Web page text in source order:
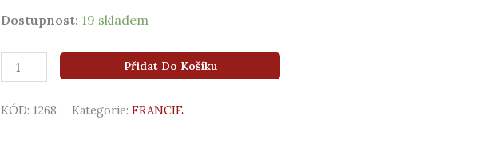
Dostupnost: 19 skladem
Přidat Do Košíku
KÓD: 1268 Kategorie: FRANCIE